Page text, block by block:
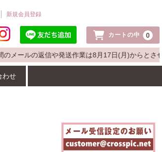
新規会員登録
カートの中 0
の返信や発送作業は8月17日(月)からとさせて
わせ